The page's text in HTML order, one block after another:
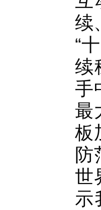
续
“
续
手
最
板
防
世
示